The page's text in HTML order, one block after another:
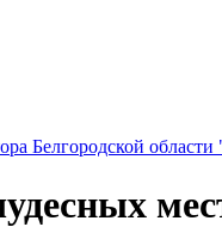
Белгородской